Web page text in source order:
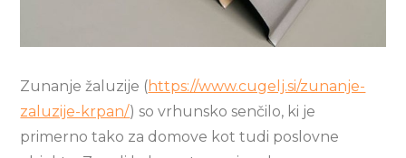
Zunanje žaluzije (https://www.cugelj.si/zunanje-
zaluzije-krpan/) so vrhunsko senčilo, ki je
primerno tako za domove kot tudi poslovne